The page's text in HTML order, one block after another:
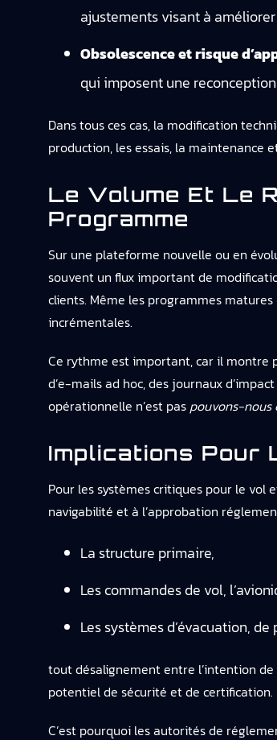
ajustements visant à
Obsolescence et risque
qui imposent une
Dans tous ces cas, la modification
production, les essais, la
Le Volume Et Le
Programme
Sur une plateforme nouvelle ou en
souvent un flux important de
clients. Même les programmes
incrémentales.
Ce rythme est important, car il montre
d’e-mails ad hoc, des journaux
opérationnelle n’est pas pouvons-nous
Implications Pour
Pour les systèmes critiques pour le vol
navigabilité et à l’approbation
La structure primaire,
Les commandes de vol,
Les systèmes d’évacuation,
tout désalignement entre l’intention
potentiel de sécurité et de certification.
C’est pourquoi les autorités de